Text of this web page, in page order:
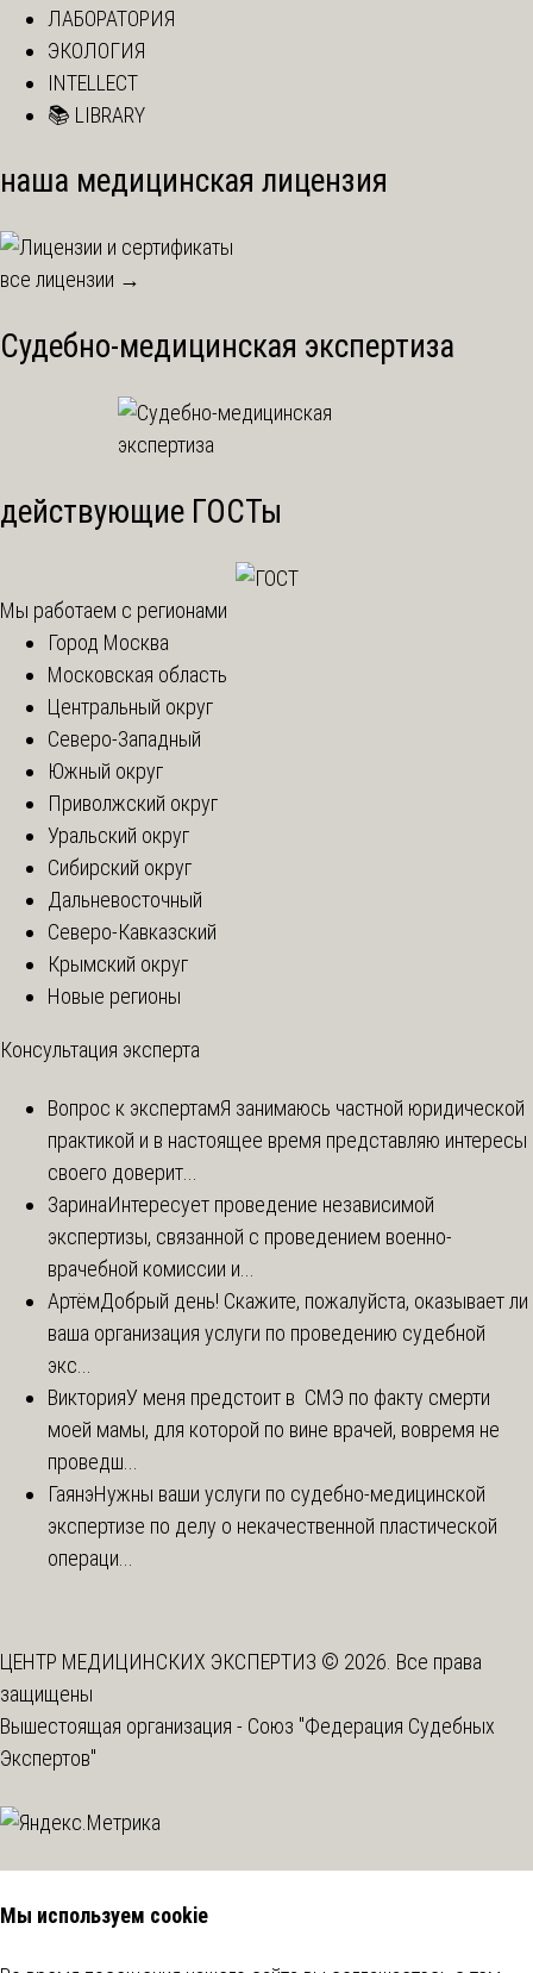
ЛАБОРАТОРИЯ
ЭКОЛОГИЯ
INTELLECT
📚 LIBRARY
наша медицинская лицензия
все лицензии →
Судебно-медицинская экспертиза
действующие ГОСТы
Мы работаем с регионами
Город Москва
Московская область
Центральный округ
Северо-Западный
Южный округ
Приволжский округ
Уральский округ
Сибирский округ
Дальневосточный
Северо-Кавказский
Крымский округ
Новые регионы
Консультация эксперта
Вопрос к экспертамЯ занимаюсь частной юридической
практикой и в настоящее время представляю интересы
своего доверит...
ЗаринаИнтересует проведение независимой
экспертизы, связанной с проведением военно-
врачебной комиссии и...
АртёмДобрый день! Скажите, пожалуйста, оказывает ли
ваша организация услуги по проведению судебной
экс...
ВикторияУ меня предстоит в СМЭ по факту смерти
моей мамы, для которой по вине врачей, вовремя не
проведш...
ГаянэНужны ваши услуги по судебно-медицинской
экспертизе по делу о некачественной пластической
операци...
ЦЕНТР МЕДИЦИНСКИХ ЭКСПЕРТИЗ © 2026. Все права
защищены
Вышестоящая организация - Союз "Федерация Судебных
Экспертов"
Мы используем cookie